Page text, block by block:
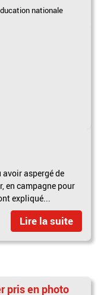
nationale
aspergé de
en campagne pour
expliqué...
Lire la suite
pris en photo